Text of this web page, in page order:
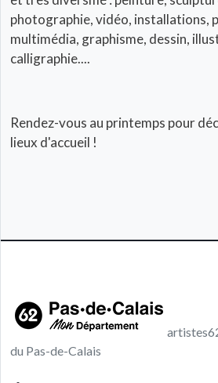
photographie, vidéo, installations,
multimédia, graphisme, dessin,
calligraphie....
Rendez-vous au printemps pour
lieux d'accueil !
du Pas-de-Calais